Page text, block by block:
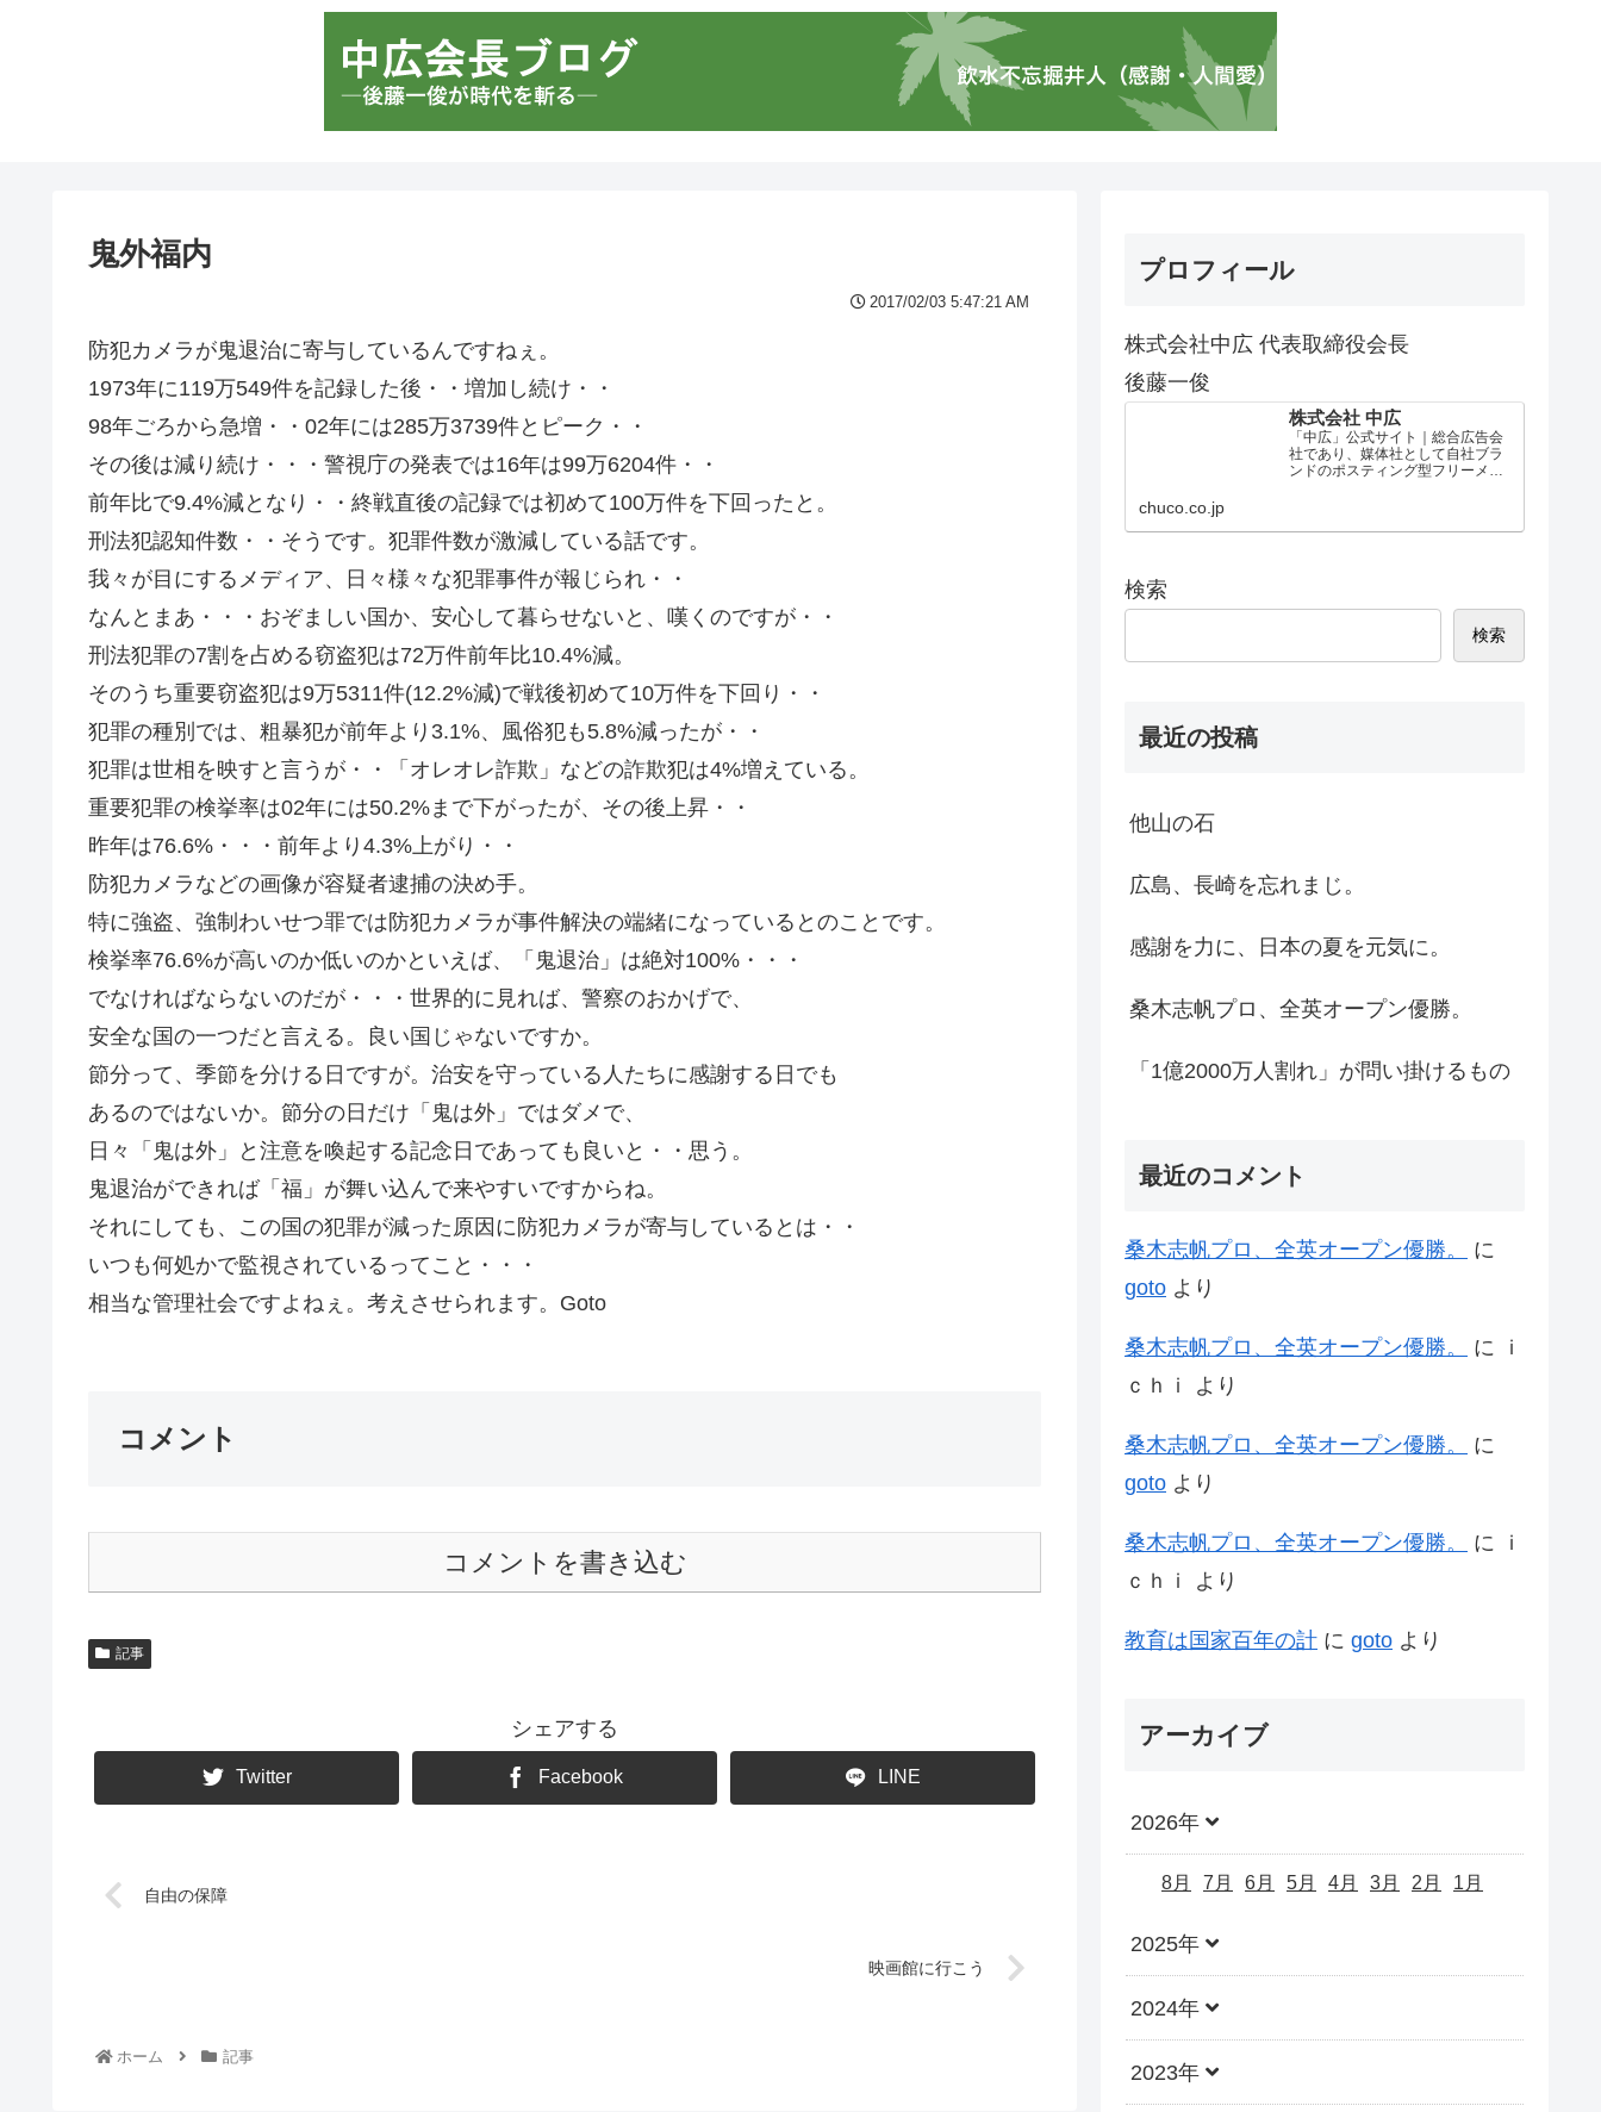
鬼外福内
2017/02/03 5:47:21 AM
防犯カメラが鬼退治に寄与しているんですねぇ。
1973年に119万549件を記録した後・・増加し続け・・
98年ごろから急増・・02年には285万3739件とピーク・・
その後は減り続け・・・警視庁の発表では16年は99万6204件・・
前年比で9.4%減となり・・終戦直後の記録では初めて100万件を下回ったと。
刑法犯認知件数・・そうです。犯罪件数が激減している話です。
我々が目にするメディア、日々様々な犯罪事件が報じられ・・
なんとまあ・・・おぞましい国か、安心して暮らせないと、嘆くのですが・・
刑法犯罪の7割を占める窃盗犯は72万件前年比10.4%減。
そのうち重要窃盗犯は9万5311件(12.2%減)で戦後初めて10万件を下回り・・
犯罪の種別では、粗暴犯が前年より3.1%、風俗犯も5.8%減ったが・・
犯罪は世相を映すと言うが・・「オレオレ詐欺」などの詐欺犯は4%増えている。
重要犯罪の検挙率は02年には50.2%まで下がったが、その後上昇・・
昨年は76.6%・・・前年より4.3%上がり・・
防犯カメラなどの画像が容疑者逮捕の決め手。
特に強盗、強制わいせつ罪では防犯カメラが事件解決の端緒になっているとのことです。
検挙率76.6%が高いのか低いのかといえば、「鬼退治」は絶対100%・・・
でなければならないのだが・・・世界的に見れば、警察のおかげで、
安全な国の一つだと言える。良い国じゃないですか。
節分って、季節を分ける日ですが。治安を守っている人たちに感謝する日でも
あるのではないか。節分の日だけ「鬼は外」ではダメで、
日々「鬼は外」と注意を喚起する記念日であっても良いと・・思う。
鬼退治ができれば「福」が舞い込んで来やすいですからね。
それにしても、この国の犯罪が減った原因に防犯カメラが寄与しているとは・・
いつも何処かで監視されているってこと・・・
相当な管理社会ですよねぇ。考えさせられます。Goto
コメント
コメントを書き込む
記事
シェアする
Twitter Facebook LINE
自由の保障
映画館に行こう
ホーム 記事
プロフィール
株式会社中広 代表取締役会長
後藤一俊
株式会社 中広
「中広」公式サイト｜総合広告会
社であり、媒体社として自社ブラ
ンドのポスティング型フリーメデ
chuco.co.jp
検索
検索
最近の投稿
他山の石
広島、長崎を忘れまじ。
感謝を力に、日本の夏を元気に。
桑木志帆プロ、全英オープン優勝。
「1億2000万人割れ」が問い掛けるもの
最近のコメント
桑木志帆プロ、全英オープン優勝。
に
goto より
桑木志帆プロ、全英オープン優勝。 に
ｉ
ｃｈｉ
より
桑木志帆プロ、全英オープン優勝。
に
goto より
桑木志帆プロ、全英オープン優勝。 に
ｉ
ｃｈｉ
より
教育は国家百年の計 に goto より
アーカイブ
2026年
8月 7月 6月 5月 4月 3月 2月 1月
2025年
2024年
2023年